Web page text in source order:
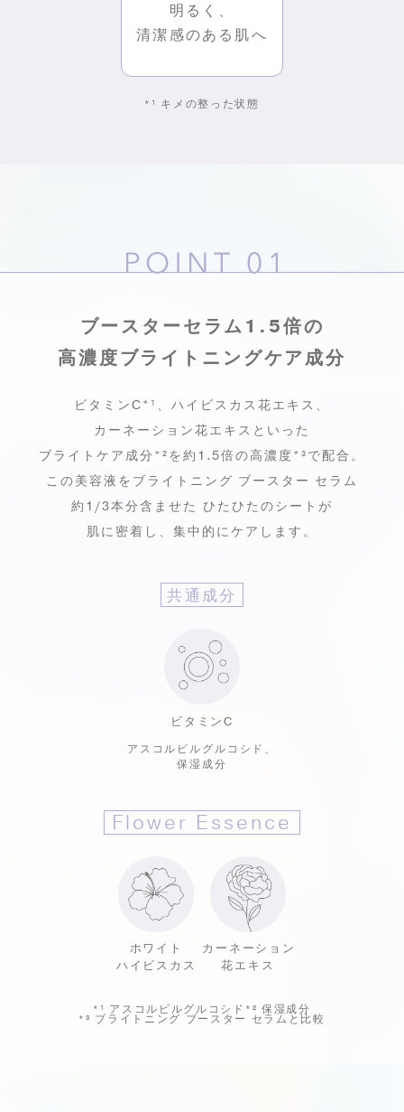
明るく、
清潔感のある肌へ
*¹ キメの整った状態
ブースターセラム1.5倍の
高濃度ブライトニングケア成分
ビタミンC*¹、ハイビスカス花エキス、
カーネーション花エキスといった
ブライトケア成分*²を約1.5倍の高濃度*³で配合。
この美容液をブライトニング ブースター セラム
約1/3本分含ませた ひたひたのシートが
肌に密着し、集中的にケアします。
共通成分
ビタミンC
アスコルビルグルコシド、
保湿成分
Flower Essence
ホワイト
ハイビスカス
カーネーション
花エキス
*¹ アスコルビルグルコシド *² 保湿成分
*³ ブライトニング ブースター セラムと比較